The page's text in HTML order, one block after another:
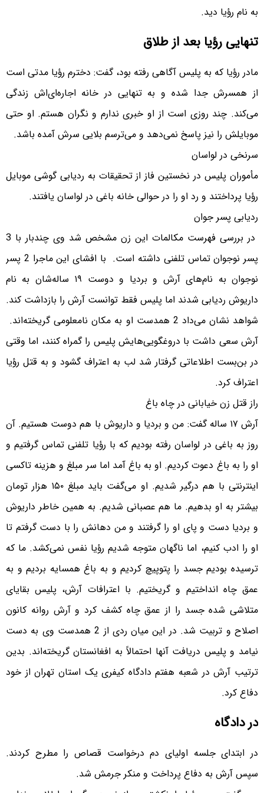
به نام رؤیا دید.
تنهایی رؤیا بعد از طلاق
مادر رؤیا که به پلیس آگاهی رفته بود، گفت: دخترم رؤیا مدتی است
از همسرش جدا شده و به تنهایی در خانه اجاره‌ای‌اش زندگی
می‌کند. چند روزی است از او خبری ندارم و نگران هستم. او حتی
موبایلش را نیز پاسخ نمی‌دهد و می‌ترسم بلایی سرش آمده باشد.
سرنخی در لواسان
مأموران پلیس در نخستین فاز از تحقیقات به ردیابی گوشی موبایل
رؤیا پرداختند و رد او را در حوالی خانه باغی در لواسان یافتند.
ردیابی پسر جوان
در بررسی فهرست مکالمات این زن مشخص شد وی چندبار با 3
پسر نوجوان تماس تلفنی داشته است. با افشای این ماجرا 2 پسر
نوجوان به نام‌های آرش و بردیا و دوست ۱۹ ساله‌شان به نام
داریوش ردیابی شدند اما پلیس فقط توانست آرش را بازداشت کند.
شواهد نشان می‌داد 2 همدست او به مکان نامعلومی گریخته‌اند.
آرش سعی داشت با دروغگویی‌هایش پلیس را گمراه کنند، اما وقتی
در بن‌بست اطلاعاتی گرفتار شد لب به اعتراف گشود و به قتل رؤیا
اعتراف کرد.
راز قتل زن خیابانی در چاه باغ
آرش ۱۷ ساله گفت: من و بردیا و داریوش با هم دوست هستیم. آن
روز به باغی در لواسان رفته بودیم که با رؤیا تلفنی تماس گرفتیم و
او را به باغ دعوت کردیم. او به باغ آمد اما سر مبلغ و هزینه تاکسی
اینترنتی با هم درگیر شدیم. او می‌گفت باید مبلغ ۱۵۰ هزار تومان
بیشتر به او بدهیم. ما هم عصبانی شدیم. به همین خاطر داریوش
و بردیا دست و پای او را گرفتند و من دهانش را با دست گرفتم تا
او را ادب کنیم، اما ناگهان متوجه شدیم رؤیا نفس نمی‌کشد. ما که
ترسیده بودیم جسد را پتوپیچ کردیم و به باغ همسایه بردیم و به
عمق چاه انداختیم و گریختیم. با اعترافات آرش، پلیس بقایای
متلاشی شده جسد را از عمق چاه کشف کرد و آرش روانه کانون
اصلاح و تربیت شد. در این میان ردی از 2 همدست وی به دست
نیامد و پلیس دریافت آنها احتمالاً به افغانستان گریخته‌اند. بدین
ترتیب آرش در شعبه هفتم دادگاه کیفری یک استان تهران از خود
دفاع کرد.
در دادگاه
در ابتدای جلسه اولیای دم درخواست قصاص را مطرح کردند.
سپس آرش به دفاع پرداخت و منکر جرمش شد.